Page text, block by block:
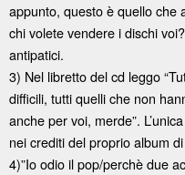
appunto, questo è quello che
chi volete vendere i dischi
antipatici.
3) Nel libretto del cd leggo
difficili, tutti quelli che non
anche per voi, merde”.
nei crediti del proprio album
4)”Io odio il pop/perchè due